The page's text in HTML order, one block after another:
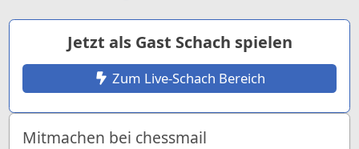
Jetzt als Gast Schach spielen
Zum Live-Schach Bereich
Mitmachen bei chessmail